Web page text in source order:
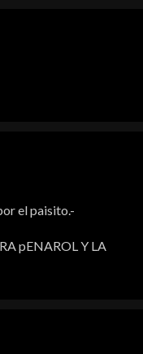
el paisito.-
pENAROL Y LA